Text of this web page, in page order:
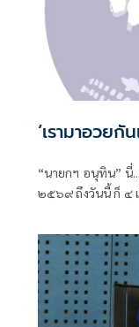
‘เรามาอวยกั
“นายกฯ อนุทิน” นี่
๒๕๖๙ ถึงวันนี้ ก็ ๔